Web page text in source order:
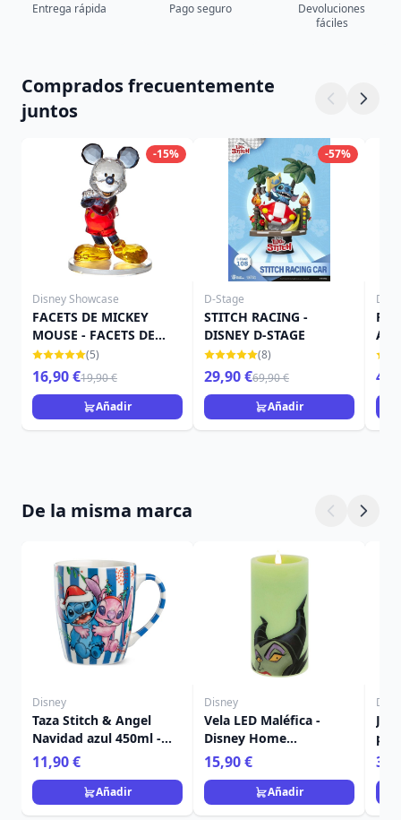
Entrega rápida Pago seguro
Devoluciones
fáciles
Comprados frecuentemente
juntos
-15%
Disney Showcase
FACETS DE MICKEY
MOUSE - FACETS DE
DISNEY (5)
16,90 €19,90 €
Añadir
-57%
D-Stage
STITCH RACING -
DISNEY D-STAGE
(8)
29,90 €69,90 €
Añadir
De la misma marca
Disney
Taza Stitch & Angel
Navidad azul 450ml -
Egan Disney Home
11,90 €
Añadir
Disney
Vela LED Maléfica -
Disney Home
Frangrance Collection
15,90 €
Añadir